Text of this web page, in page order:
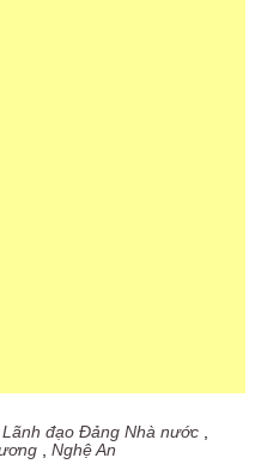
Lãnh đạo Đảng Nhà nước
,Nghệ An